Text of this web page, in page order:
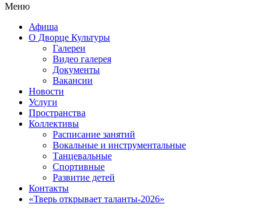
Меню
Афиша
О Дворце Культуры
Галереи
Видео галерея
Документы
Вакансии
Новости
Услуги
Пространства
Коллективы
Расписание занятий
Вокальные и инструментальные
Танцевальные
Спортивные
Развитие детей
Контакты
«Тверь открывает таланты-2026»